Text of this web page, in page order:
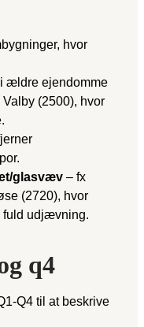
hvor
ældre ejendomme
(2500), hvor
glasvæv – fx
(2720), hvor
fuld udjævning.
q4
Q4 til at beskrive